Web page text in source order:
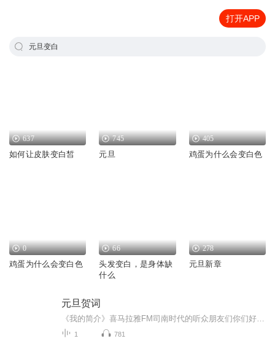
打开APP
元旦变白
637
如何让皮肤变白皙
745
元旦
405
鸡蛋为什么会变白色
0
鸡蛋为什么会变白色
66
头发变白，是身体缺
什么
278
元旦新章
元旦贺词
1 781